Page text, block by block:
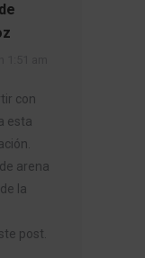
con
esta
arena
la
post.